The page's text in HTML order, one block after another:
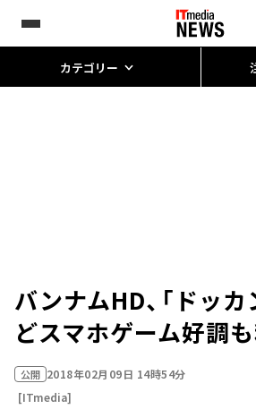
カテゴリー
バンナムHD、「ドッ
どスマホゲーム好調
公開 2018年02月09日 14時54分
[ITmedia]